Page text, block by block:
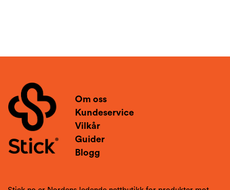
Om oss
Kundeservice
Vilkår
Guider
Blogg